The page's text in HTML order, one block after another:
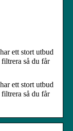
ett stort utbud
så du får
ett stort utbud
så du får